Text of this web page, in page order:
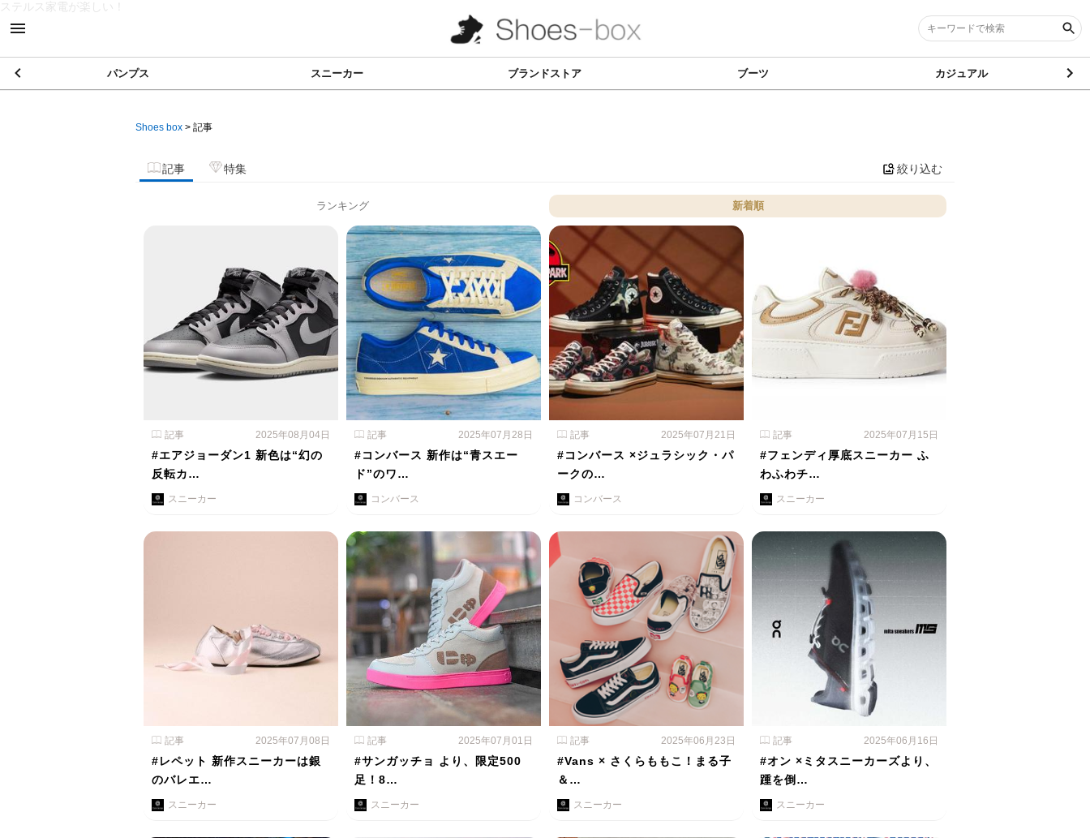
ステルス家電が楽しい！
パンプス スニーカー ブランドストア ブーツ カジュアル
Shoes box > 記事
記事 特集 絞り込む
ランキング 新着順
記事 2025年08月04日
#エアジョーダン1 新色は“幻の
反転カ…
スニーカー
記事 2025年07月28日
#コンバース 新作は“青スエー
ド”のワ…
コンバース
記事 2025年07月21日
#コンバース ×ジュラシック・パ
ークの…
コンバース
記事 2025年07月15日
#フェンディ厚底スニーカー ふ
わふわチ…
スニーカー
記事 2025年07月08日
#レペット 新作スニーカーは銀
のバレエ…
スニーカー
記事 2025年07月01日
#サンガッチョ より、限定500
足！8…
スニーカー
記事 2025年06月23日
#Vans × さくらももこ！まる子
＆…
スニーカー
記事 2025年06月16日
#オン ×ミタスニーカーズより、
踵を倒…
スニーカー